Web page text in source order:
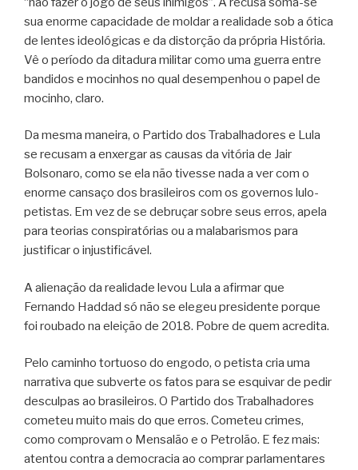
sua enorme capacidade de moldar a realidade sob a ótica
de lentes ideológicas e da distorção da própria História.
Vê o período da ditadura militar como uma guerra entre
bandidos e mocinhos no qual desempenhou o papel de
mocinho, claro.
Da mesma maneira, o Partido dos Trabalhadores e Lula
se recusam a enxergar as causas da vitória de Jair
Bolsonaro, como se ela não tivesse nada a ver com o
enorme cansaço dos brasileiros com os governos lulo-
petistas. Em vez de se debruçar sobre seus erros, apela
para teorias conspiratórias ou a malabarismos para
justificar o injustificável.
A alienação da realidade levou Lula a afirmar que
Fernando Haddad só não se elegeu presidente porque
foi roubado na eleição de 2018. Pobre de quem acredita.
Pelo caminho tortuoso do engodo, o petista cria uma
narrativa que subverte os fatos para se esquivar de pedir
desculpas ao brasileiros. O Partido dos Trabalhadores
cometeu muito mais do que erros. Cometeu crimes,
como comprovam o Mensalão e o Petrolão. E fez mais:
atentou contra a democracia ao comprar parlamentares